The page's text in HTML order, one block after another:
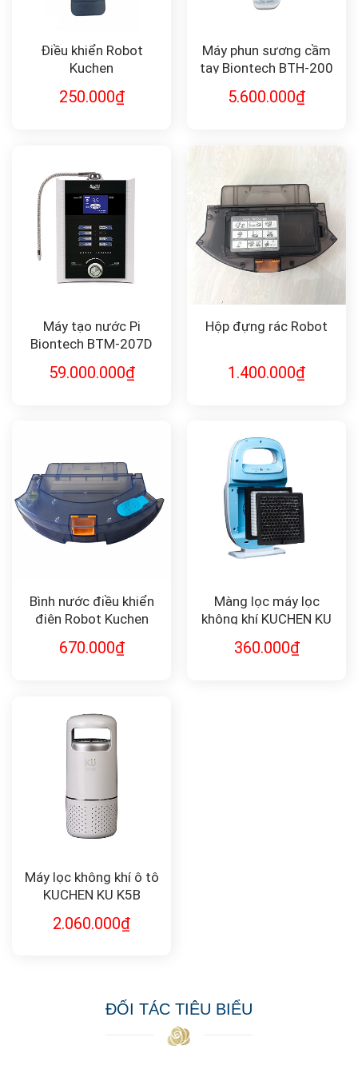
Điều khiển Robot
Kuchen
250.000₫
Máy phun sương cầm
tay Biontech BTH-200
5.600.000₫
Máy tạo nước Pi
Biontech BTM-207D
59.000.000₫
Hộp đựng rác Robot
1.400.000₫
Bình nước điều khiển
điện Robot Kuchen
670.000₫
Màng lọc máy lọc
không khí KUCHEN KU
360.000₫
Máy lọc không khí ô tô
KUCHEN KU K5B
2.060.000₫
ĐỐI TÁC TIÊU BIỂU